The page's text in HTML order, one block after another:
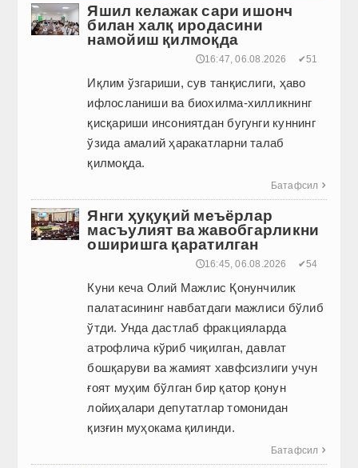
Яшил келажак сари ишонч
билан халқ иродасини
намойиш қилмоқда
🕔16:47, 06.08.2026 ✔51
Иқлим ўзгариши, сув танқислиги, ҳаво
ифлосланиши ва биохилма-хилликнинг
қисқариши инсониятдан бугунги куннинг
ўзида амалий ҳаракатларни талаб
қилмоқда.
Батафсил 
Янги ҳуқуқий меъёрлар
масъулият ва жавобгарликни
оширишга қаратилган
🕔16:45, 06.08.2026 ✔54
Куни кеча Олий Мажлис Қонунчилик
палатасининг навбатдаги мажлиси бўлиб
ўтди. Унда дастлаб фракцияларда
атрофлича кўриб чиқилган, давлат
бошқаруви ва жамият хавфсизлиги учун
ғоят муҳим бўлган бир қатор қонун
лойиҳалари депутатлар томонидан
қизғин муҳокама қилинди.
Батафсил 